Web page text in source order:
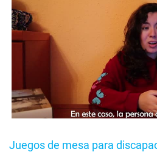
Juegos de mesa para